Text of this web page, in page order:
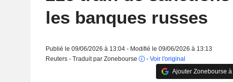
les banques russes
Publié le 09/06/2026 à 13:04 - Modifié le 09/06/2026 à 13:13
Reuters - Traduit par Zonebourse
- Voir l'original
Ajouter Zonebourse